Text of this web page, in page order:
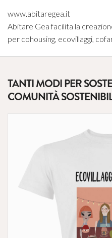
www.abitaregea.it
Abitare Gea facilita la
per cohousing, ecovillaggi,
TANTI MODI PER
COMUNITÀ